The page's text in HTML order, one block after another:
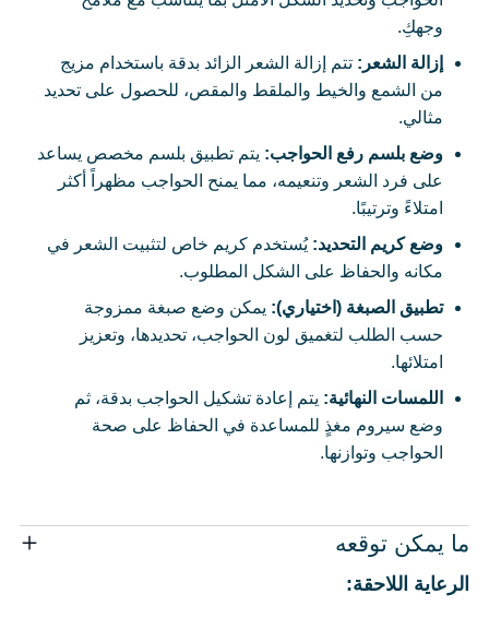
وجهكِ.
إزالة الشعر: تتم إزالة الشعر الزائد بدقة باستخدام مزيج
من الشمع والخيط والملقط والمقص، للحصول على تحديد
مثالي.
وضع بلسم رفع الحواجب: يتم تطبيق بلسم مخصص يساعد
على فرد الشعر وتنعيمه، مما يمنح الحواجب مظهراً أكثر
امتلاءً وترتيبًا.
وضع كريم التحديد: يُستخدم كريم خاص لتثبيت الشعر في
مكانه والحفاظ على الشكل المطلوب.
تطبيق الصبغة (اختياري): يمكن وضع صبغة ممزوجة
حسب الطلب لتغميق لون الحواجب، تحديدها، وتعزيز
امتلائها.
اللمسات النهائية: يتم إعادة تشكيل الحواجب بدقة، ثم
وضع سيروم مغذٍ للمساعدة في الحفاظ على صحة
الحواجب وتوازنها.
ما يمكن توقعه
الرعاية اللاحقة: